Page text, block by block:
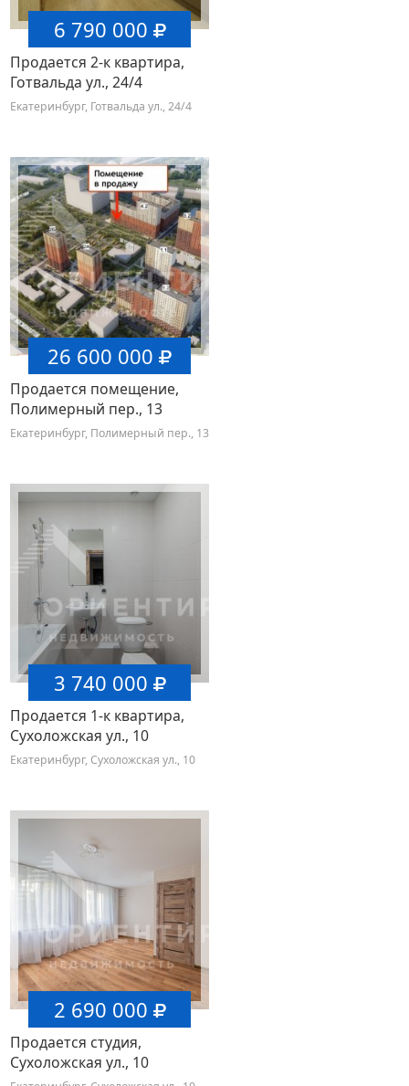
6 790 000
Продается 2-к квартира,
Готвальда ул., 24/4
Екатеринбург, Готвальда ул., 24/4
26 600 000
Продается помещение,
Полимерный пер., 13
Екатеринбург, Полимерный пер., 13
3 740 000
Продается 1-к квартира,
Сухоложская ул., 10
Екатеринбург, Сухоложская ул., 10
2 690 000
Продается студия,
Сухоложская ул., 10